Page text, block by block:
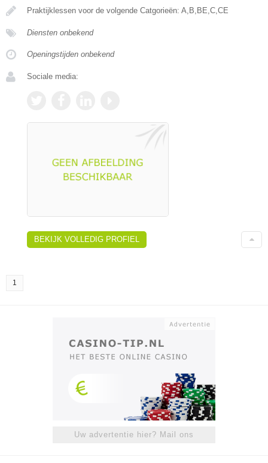
Praktijklessen voor de volgende Catgorieën: A,B,BE,C,CE
Diensten onbekend
Openingstijden onbekend
Sociale media:
BEKIJK VOLLEDIG PROFIEL
1
Uw advertentie hier? Mail ons